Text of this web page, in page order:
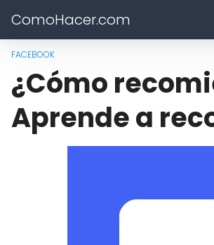
ComoHacer.com
FACEBOOK
¿Cómo
Aprende a